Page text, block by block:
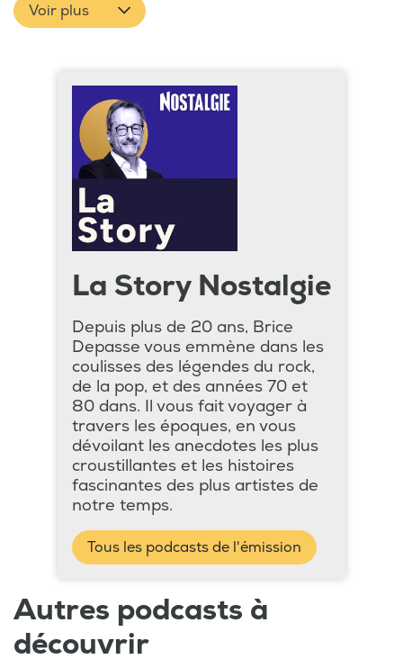
Voir plus
La Story Nostalgie
Depuis plus de 20 ans, Brice
Depasse vous emmène dans les
coulisses des légendes du rock,
de la pop, et des années 70 et
80 dans. Il vous fait voyager à
travers les époques, en vous
dévoilant les anecdotes les plus
croustillantes et les histoires
fascinantes des plus artistes de
notre temps.
Tous les podcasts de l'émission
Autres podcasts à
découvrir